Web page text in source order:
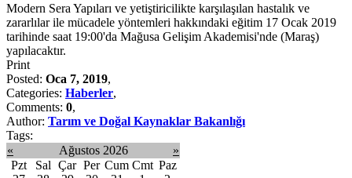
Modern Sera Yapıları ve yetiştiricilikte karşılaşılan hastalık ve
zararlılar ile mücadele yöntemleri hakkındaki eğitim 17 Ocak 2019
tarihinde saat 19:00'da Mağusa Gelişim Akademisi'nde (Maraş)
yapılacaktır.
Print
Posted: Oca 7, 2019,
Categories: Haberler,
Comments: 0,
Author: Tarım ve Doğal Kaynaklar Bakanlığı
Tags:
«
Ağustos 2026
»
Pzt
Sal Çar Per Cum Cmt Paz